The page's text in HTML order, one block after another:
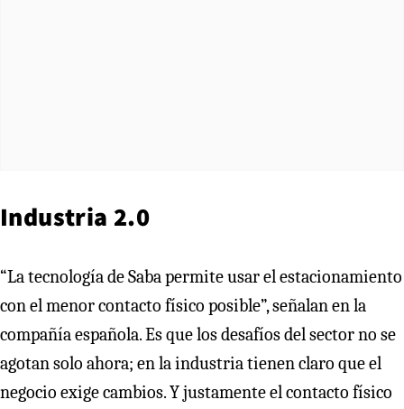
Industria 2.0
“La tecnología de Saba permite usar el estacionamiento
con el menor contacto físico posible”, señalan en la
compañía española. Es que los desafíos del sector no se
agotan solo ahora; en la industria tienen claro que el
negocio exige cambios. Y justamente el contacto físico